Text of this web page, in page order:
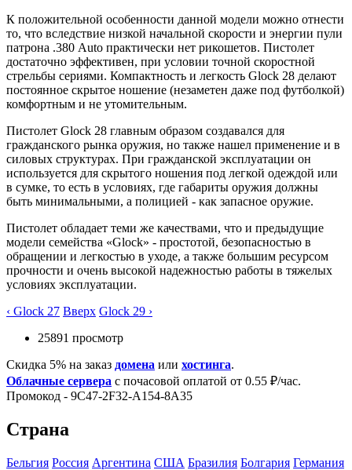
К положительной особенности данной модели можно отнести
то, что вследствие низкой начальной скорости и энергии пули
патрона .380 Auto практически нет рикошетов. Пистолет
достаточно эффективен, при условии точной скоростной
стрельбы сериями. Компактность и легкость Glock 28 делают
постоянное скрытое ношение (незаметен даже под футболкой)
комфортным и не утомительным.
Пистолет Glock 28 главным образом создавался для
гражданского рынка оружия, но также нашел применение и в
силовых структурах. При гражданской эксплуатации он
используется для скрытого ношения под легкой одеждой или
в сумке, то есть в условиях, где габариты оружия должны
быть минимальными, а полицией - как запасное оружие.
Пистолет обладает теми же качествами, что и предыдущие
модели семейства «Glock» - простотой, безопасностью в
обращении и легкостью в уходе, а также большим ресурсом
прочности и очень высокой надежностью работы в тяжелых
условиях эксплуатации.
‹ Glock 27 Вверх Glock 29 ›
25891 просмотр
Скидка 5% на заказ домена или хостинга.
Облачные сервера с почасовой оплатой от 0.55 ₽/час.
Промокод - 9C47-2F32-A154-8A35
Страна
Бельгия Росcия Аргентина США Бразилия Болгария Германия